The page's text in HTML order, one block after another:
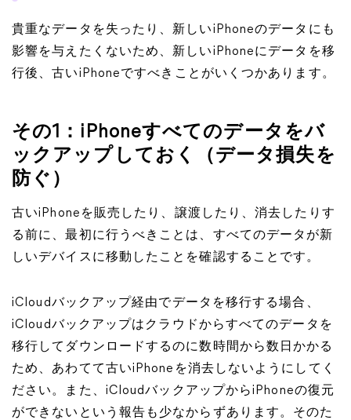
貴重なデータを失ったり、新しいiPhoneのデータにも
影響を与えたくないため、新しいiPhoneにデータを移
行後、古いiPhoneですべきことがいくつかあります。
その1：iPhoneすべてのデータをバ
ックアップしておく（データ損失を
防ぐ）
古いiPhoneを販売したり、譲渡したり、消去したりす
る前に、最初に行うべきことは、すべてのデータが新
しいデバイスに移動したことを確認することです。
iCloudバックアップ経由でデータを移行する場合、
iCloudバックアップはクラウドからすべてのデータを
移行してダウンロードするのに数時間から数日かかる
ため、あわてて古いiPhoneを消去しないようにしてく
ださい。また、iCloudバックアップからiPhoneの復元
ができないという報告も少なからずあります。そのた